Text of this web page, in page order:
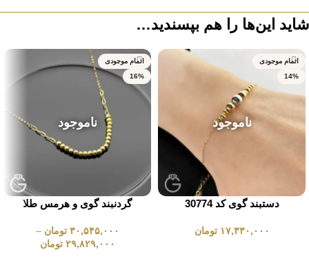
شاید این‌ها را هم بپسندید…
اتمام موجودی
14%
ناموجود
دستبند گوی کد 30774
۱۷,۳۳۰,۰۰۰ تومان
اتمام موجودی
16%
ناموجود
گردنبند گوی و هرمس طلا
۳۰,۵۴۵,۰۰۰ تومان –
۲۹,۸۲۹,۰۰۰ تومان